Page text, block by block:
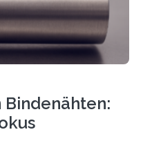
Bindenähten: